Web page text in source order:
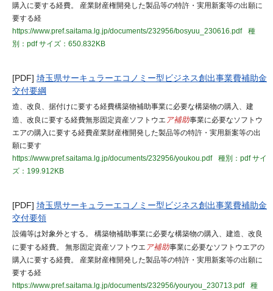
購入に要する経費。 産業財産権開発した製品等の特許・実用新案等の出願に
要する経
https://www.pref.saitama.lg.jp/documents/232956/bosyuu_230616.pdf
種
別：pdfサイズ：650.832KB
[PDF] 埼玉県サーキュラーエコノミー型ビジネス創出事業費補助金
交付要綱
造、改良、据付けに要する経費構築物補助事業に必要な構築物の購入、建
造、改良に要する経費無形固定資産ソフトウエ ア補助事業に必要なソフトウ
エアの購入に要する経費産業財産権開発した製品等の特許・実用新案等の出
願に要す
https://www.pref.saitama.lg.jp/documents/232956/youkou.pdf
種別：pdfサイ
ズ：199.912KB
[PDF] 埼玉県サーキュラーエコノミー型ビジネス創出事業費補助金
交付要領
設備等は対象外とする。 構築物補助事業に必要な構築物の購入、建造、改良
に要する経費。 無形固定資産ソフトウエ ア補助事業に必要なソフトウエアの
購入に要する経費。 産業財産権開発した製品等の特許・実用新案等の出願に
要する経
https://www.pref.saitama.lg.jp/documents/232956/youryou_230713.pdf
種